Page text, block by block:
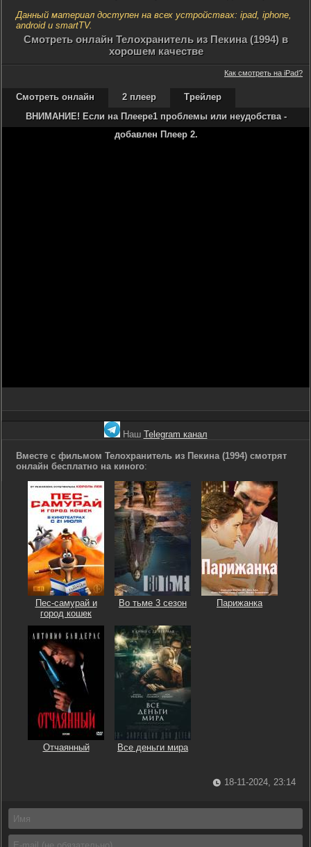
Данный материал доступен на всех устройствах: ipad, iphone,
android и smartTV.
Cмотреть онлайн Телохранитель из Пекина (1994) в
хорошем качестве
Как смотреть на iPad?
Смотреть онлайн 2 плеер
Трейлер
ВНИМАНИЕ! Если на Плеере1 проблемы или неудобства -
добавлен Плеер 2.
Наш Telegram канал
Вместе с фильмом Телохранитель из Пекина (1994) смотрят
онлайн бесплатно на киного:
Пес-самурай и
город кошек
Во тьме 3 сезон Парижанка
Отчаянный Все деньги мира
18-11-2024, 23:14